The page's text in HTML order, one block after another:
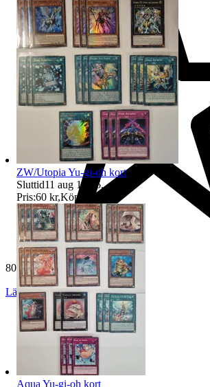
807 omdömen
Läs omdömen Följ
ZW/Utopia Yu-gi-oh kort
Sluttid11 aug 19:26.
Pris:60 kr,Köp nu
Aqua Yu-gi-oh kort